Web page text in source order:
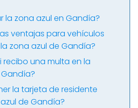
la zona azul en Gandía?
ventajas para vehículos
zona azul de Gandía?
recibo una multa en la
la tarjeta de residente
de Gandía?